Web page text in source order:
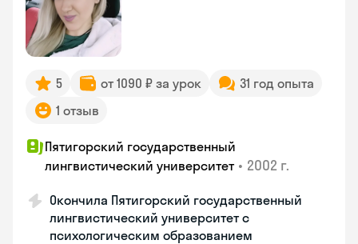
5 от 1090 ₽ за урок
31 год опыта
1 отзыв
Пятигорский государственный
лингвистический университет • 2002 г.
Окончила Пятигорский государственный
лингвистический университет с
психологическим образованием